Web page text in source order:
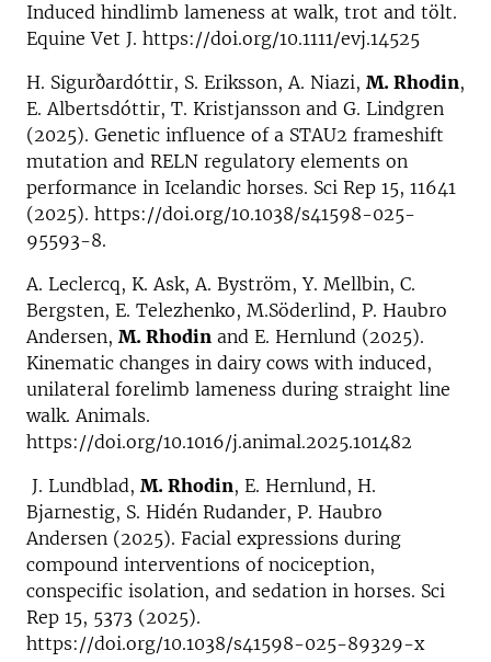
Induced hindlimb lameness at walk, trot and tölt.
Equine Vet J. https://doi.org/10.1111/evj.14525
H. Sigurðardóttir, S. Eriksson, A. Niazi, M. Rhodin,
E. Albertsdóttir, T. Kristjansson and G. Lindgren
(2025). Genetic influence of a STAU2 frameshift
mutation and RELN regulatory elements on
performance in Icelandic horses. Sci Rep 15, 11641
(2025). https://doi.org/10.1038/s41598-025-
95593-8.
A. Leclercq, K. Ask, A. Byström, Y. Mellbin, C.
Bergsten, E. Telezhenko, M.Söderlind, P. Haubro
Andersen, M. Rhodin and E. Hernlund (2025).
Kinematic changes in dairy cows with induced,
unilateral forelimb lameness during straight line
walk. Animals.
https://doi.org/10.1016/j.animal.2025.101482
J. Lundblad, M. Rhodin, E. Hernlund, H.
Bjarnestig, S. Hidén Rudander, P. Haubro
Andersen (2025). Facial expressions during
compound interventions of nociception,
conspecific isolation, and sedation in horses. Sci
Rep 15, 5373 (2025).
https://doi.org/10.1038/s41598-025-89329-x